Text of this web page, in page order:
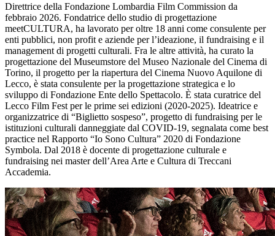
Direttrice della Fondazione Lombardia Film Commission da
febbraio 2026. Fondatrice dello studio di progettazione
meetCULTURA, ha lavorato per oltre 18 anni come consulente per
enti pubblici, non profit e aziende per l’ideazione, il fundraising e il
management di progetti culturali. Fra le altre attività, ha curato la
progettazione del Museumstore del Museo Nazionale del Cinema di
Torino, il progetto per la riapertura del Cinema Nuovo Aquilone di
Lecco, è stata consulente per la progettazione strategica e lo
sviluppo di Fondazione Ente dello Spettacolo. È stata curatrice del
Lecco Film Fest per le prime sei edizioni (2020-2025). Ideatrice e
organizzatrice di “Biglietto sospeso”, progetto di fundraising per le
istituzioni culturali danneggiate dal COVID-19, segnalata come best
practice nel Rapporto “Io Sono Cultura” 2020 di Fondazione
Symbola. Dal 2018 è docente di progettazione culturale e
fundraising nei master dell’Area Arte e Cultura di Treccani
Accademia.